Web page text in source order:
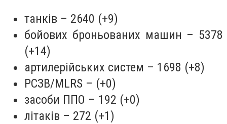
танків – 2640 (+9)
бойових броньованих машин – 5378
(+14)
артилерійських систем – 1698 (+8)
РСЗВ/MLRS – (+0)
засоби ППО – 192 (+0)
літаків – 272 (+1)